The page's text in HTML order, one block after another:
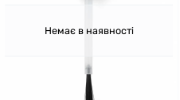
Немає в наявності